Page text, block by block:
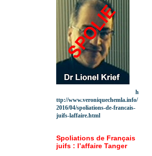
h
ttp://www.veroniquechemla.info/
2016/04/spoliations-de-francais-
juifs-laffaire.html
Spoliations de Français
juifs : l’affaire Tanger